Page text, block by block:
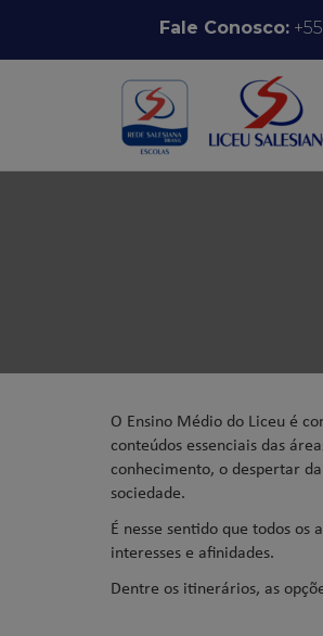
Pular para o conteúdoFale Conosco:
O Ensino Médio do Liceu é
conteúdos essenciais das
conhecimento, o despertar
sociedade.
É nesse sentido que todos
interesses e afinidades.
Dentre os itinerários, as